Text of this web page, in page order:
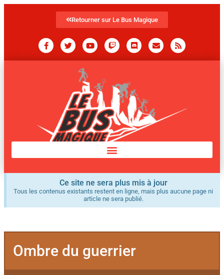
Retourner sur Le Bus Magique
Ce site ne sera plus mis à jour
Tous les contenus existants restent en ligne, mais plus aucune page ni
article ne sera publié.
Ombre du guerrier